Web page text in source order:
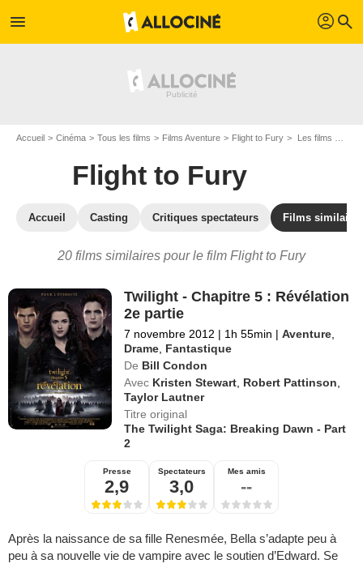
menu profil search
Accueil Cinéma Tous les films Films Aventure Flight to Fury Les films similaires à "Flight to Fury"
Flight to Fury
Accueil Casting Critiques spectateurs Films similaires
20 films similaires pour le film Flight to Fury
Twilight - Chapitre 5 : Révélation
2e partie
7 novembre 2012 | 1h 55min | Aventure
Drame Fantastique
De Bill Condon
Avec Kristen Stewart Robert Pattinson
Taylor Lautner
Titre original
The Twilight Saga: Breaking Dawn - Part
2
Presse
2,9
Spectateurs
3,0
Mes amis
--
Après la naissance de sa fille Renesmée, Bella s’adapte peu à
peu à sa nouvelle vie de vampire avec le soutien d’Edward. Se